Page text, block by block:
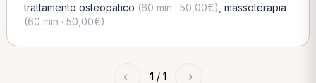
trattamento osteopatico (60 min · 50,00€) massoterapia
(60 min · 50,00€)
← 1 / 1 →